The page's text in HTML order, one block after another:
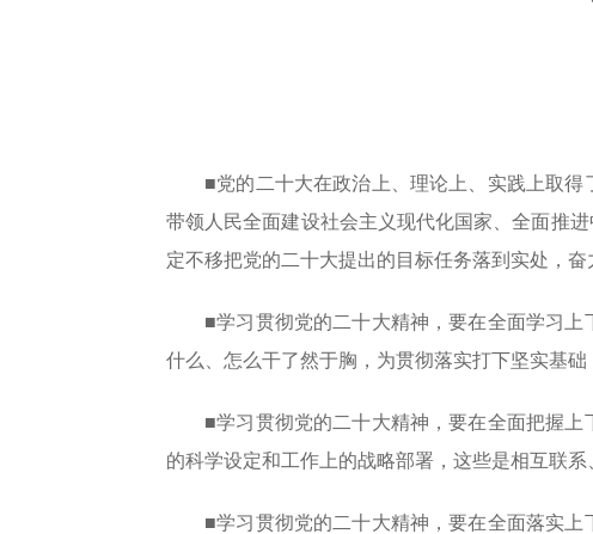
■党的二十大在政治上、理论上、实践上取
带领人民全面建设社会主义现代化国家、全面推
定不移把党的二十大提出的目标任务落到实处，
■学习贯彻党的二十大精神，要在全面学习
什么、怎么干了然于胸，为贯彻落实打下坚实基础
■学习贯彻党的二十大精神，要在全面把握
的科学设定和工作上的战略部署，这些是相互联系
■学习贯彻党的二十大精神，要在全面落实